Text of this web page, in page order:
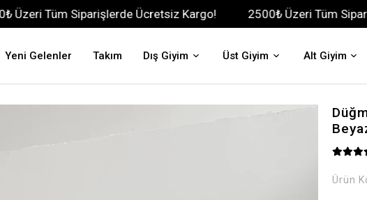
Siparişlerde Ücretsiz Kargo! 2500₺ Üzeri Tüm Siparişlerde
Yeni Gelenler Takım Dış Giyim Üst Giyim Alt Giyim
Ürün